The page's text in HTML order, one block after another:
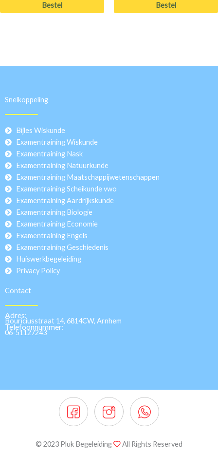
Bestel Bestel
Snelkoppeling
Bijles Wiskunde
Examentraining Wiskunde
Examentraining Nask
Examentraining Natuurkunde
Examentraining Maatschappijwetenschappen
Examentraining Scheikunde vwo
Examentraining Aardrijkskunde
Examentraining Biologie
Examentraining Economie
Examentraining Engels
Examentraining Geschiedenis
Huiswerkbegeleiding
Privacy Policy
Contact
Adres:
Bouriciusstraat 14, 6814CW, Arnhem
Telefoonnummer:
06-51127243
© 2023 Pluk Begeleiding All Rights Reserved